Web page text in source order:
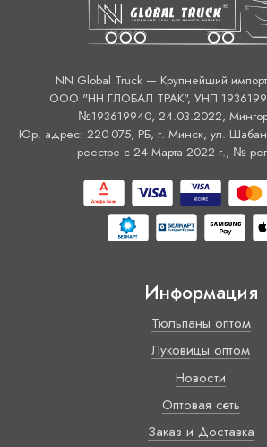
NN Global Truck — Крупнейший
ООО "НН ГЛОБАЛ ТРАК", УНП
№193619940, 24.03.2022,
Юр. адрес: 220 075, РБ, г. Минск, ул.
реестре с 24 Марта 2022 г., №
Информация
Тюльпаны оптом
Луковицы оптом
Новости
Оптовая сеть
Заказ и Доставка